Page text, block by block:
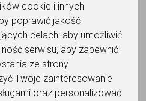
cookie i innych
poprawić jakość
celach: aby umożliwić
serwisu, aby zapewnić
ze strony
Twoje zainteresowanie
oraz personalizować